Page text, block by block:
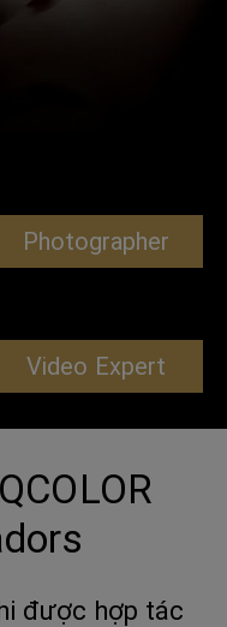
Photographer
Video Expert
được hợp tác